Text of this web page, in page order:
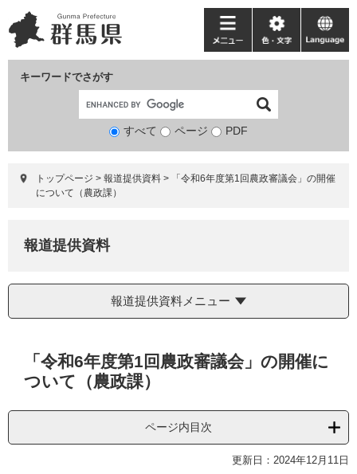
ー
ジ
ニ
ュ
て
キーワードでさがす
検
象
すべて ページ PDF
メ
ニ
ー
色・
文
language
トップページ > 報道提供資料 >
「令和6年度第1回農政審議会」の開催
について（農政課）
報道提供資料
報道提供資料メニュー
「令和6年度第1回農政審議会」の開催に
ついて（農政課）
ページ内目次
更新日：2024年12月11日